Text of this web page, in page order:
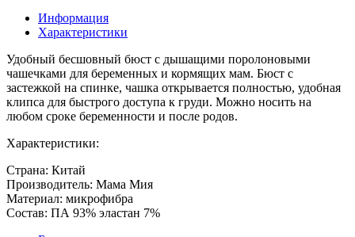
Информация
Характеристики
Удобный бесшовный бюст с дышащими поролоновыми
чашечками для беременных и кормящих мам. Бюст с
застежкой на спинке, чашка открывается полностью, удобная
клипса для быстрого доступа к груди. Можно носить на
любом сроке беременности и после родов.
Характеристики:
Страна: Китай
Производитель: Мама Мия
Материал: микрофибра
Состав: ПА 93% эластан 7%